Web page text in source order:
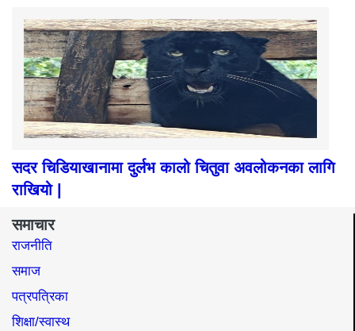
सदर चिडियाखानामा दुर्लभ कालो चितुवा अवलोकनका लागि
राखियो |
समाचार
राजनीति
समाज​
पत्रपत्रिका
शिक्षा/स्वास्थ